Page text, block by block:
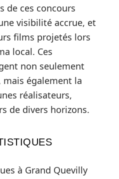
de ces concours
visibilité accrue, et
films projetés lors
local. Ces
non seulement
mais également la
réalisateurs,
de divers horizons.
à Grand Quevilly